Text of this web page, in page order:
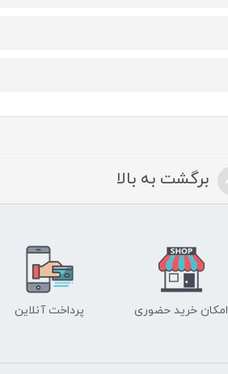
برگشت به بالا
امکان خرید حضوری پرداخت آنلاین